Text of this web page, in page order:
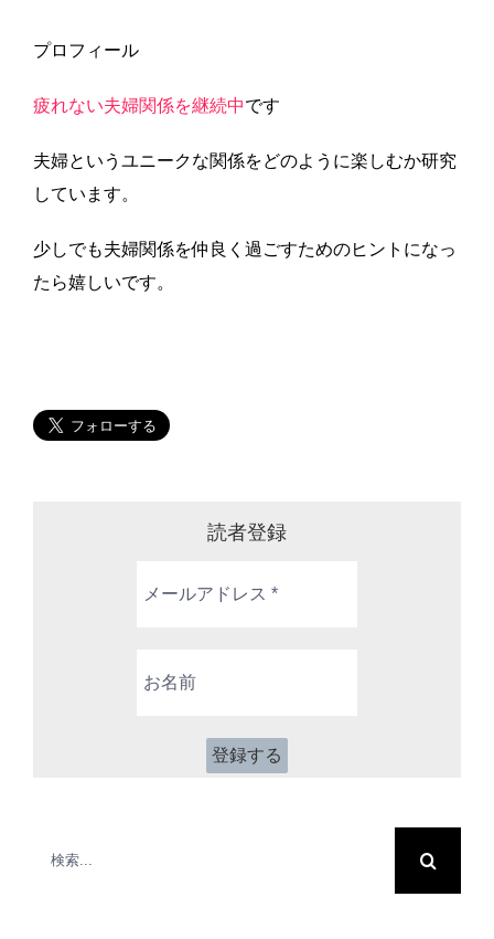
プロフィール
疲れない夫婦関係を継続中です
夫婦というユニークな関係をどのように楽しむか研究
しています。
少しでも夫婦関係を仲良く過ごすためのヒントになっ
たら嬉しいです。
読者登録
ー
*